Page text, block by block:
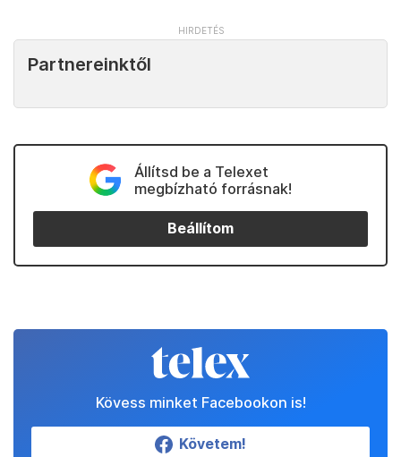
Partnereinktől
Állítsd be a Telexet
megbízható forrásnak!
Beállítom
Kövess minket Facebookon is!
Követem!